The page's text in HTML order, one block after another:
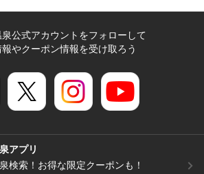
公式アカウントをフォローして
やクーポン情報を受け取ろう
アプリ
検索！お得な限定クーポンも！